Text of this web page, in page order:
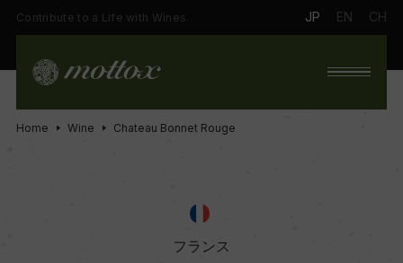
Contribute to a Life with Wines. JP EN CH
Home Wine Chateau Bonnet Rouge
フランス